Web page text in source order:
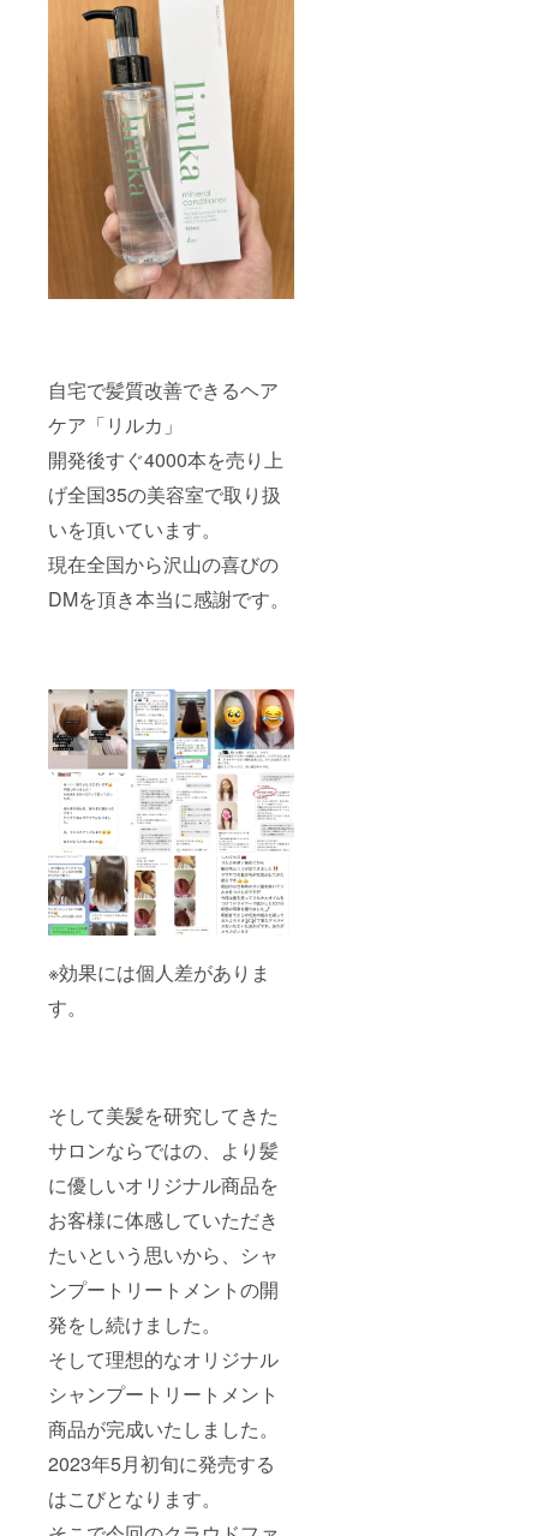
自宅で髪質改善できるヘア
ケア「リルカ」
開発後すぐ4000本を売り上
げ全国35の美容室で取り扱
いを頂いています。
現在全国から沢山の喜びの
DMを頂き本当に感謝です。
※効果には個人差がありま
す。
そして美髪を研究してきた
サロンならではの、より髪
に優しいオリジナル商品を
お客様に体感していただき
たいという思いから、シャ
ンプートリートメントの開
発をし続けました。
そして理想的なオリジナル
シャンプートリートメント
商品が完成いたしました。
2023年5月初旬に発売する
はこびとなります。